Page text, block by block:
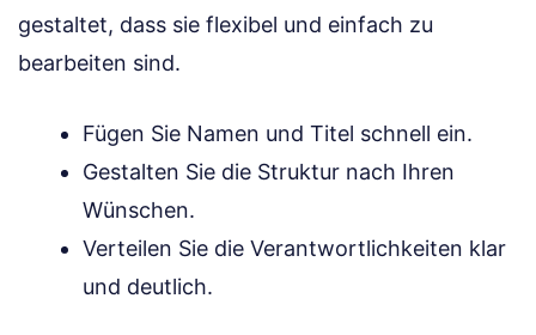
gestaltet, dass sie flexibel und einfach zu
bearbeiten sind.
Fügen Sie Namen und Titel schnell ein.
Gestalten Sie die Struktur nach Ihren
Wünschen.
Verteilen Sie die Verantwortlichkeiten klar
und deutlich.